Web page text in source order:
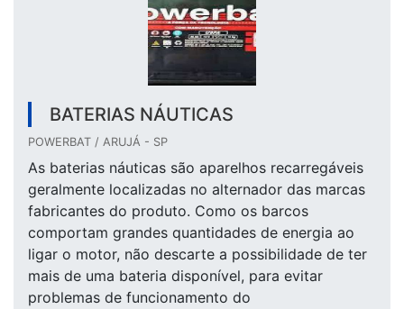
BATERIAS NÁUTICAS
POWERBAT / ARUJÁ - SP
As baterias náuticas são aparelhos recarregáveis
geralmente localizadas no alternador das marcas
fabricantes do produto. Como os barcos
comportam grandes quantidades de energia ao
ligar o motor, não descarte a possibilidade de ter
mais de uma bateria disponível, para evitar
problemas de funcionamento do